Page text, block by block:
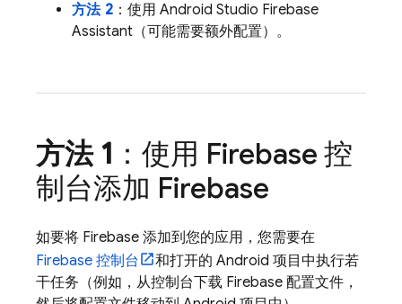
方法 2 ：使用 Android Studio Firebase
Assistant（可能需要额外配置）。
方法 1 ：使用 Firebase 控
制台添加 Firebase
如要将 Firebase 添加到您的应用，您需要在
Firebase 控制台
和打开的 Android 项目中执行若
干任务（例如，从控制台下载 Firebase 配置文件，